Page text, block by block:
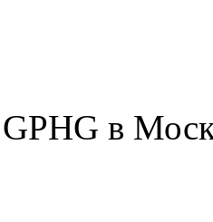
в